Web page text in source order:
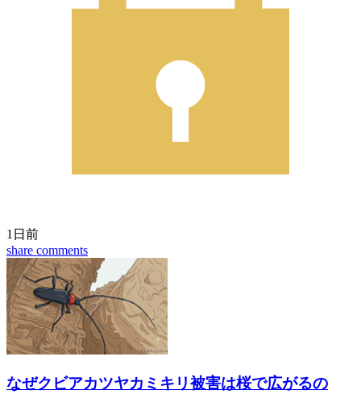
1日前
share comments
なぜクビアカツヤカミキリ被害は桜で広がるの